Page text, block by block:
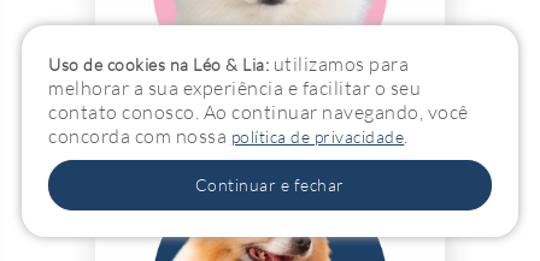
Laços
Uso de cookies na Léo & Lia: utilizamos para
melhorar a sua experiência e facilitar o seu
contato conosco. Ao continuar navegando, você
concorda com nossa política de privacidade.
Continuar e fechar